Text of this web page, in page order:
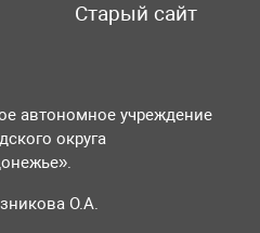
Старый сайт
автономное учреждение
округа
О.А.